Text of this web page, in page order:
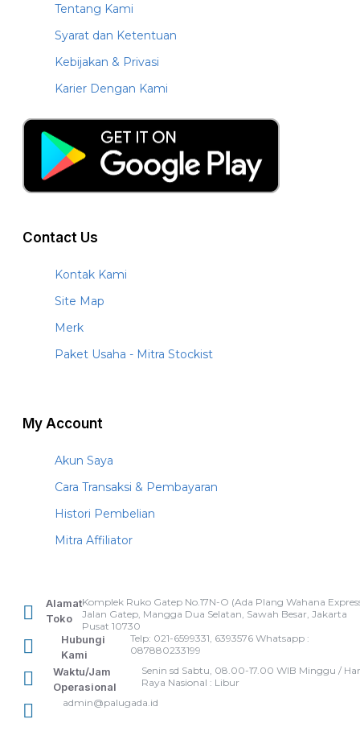
Tentang Kami
Syarat dan Ketentuan
Kebijakan & Privasi
Karier Dengan Kami
Contact Us
Kontak Kami
Site Map
Merk
Paket Usaha - Mitra Stockist
My Account
Akun Saya
Cara Transaksi & Pembayaran
Histori Pembelian
Mitra Affiliator
Alamat
Toko
Komplek Ruko Gatep No.17N-O (Ada Plang Wahana
Jalan Gatep, Mangga Dua Selatan, Sawah Besar, Jakarta
Pusat 10730
Hubungi
Kami
Telp: 021-6599331, 6393576 Whatsapp :
087880233199
Waktu/Jam
Operasional
Senin sd Sabtu, 08.00-17.00 WIB Minggu /
Raya Nasional : Libur
admin@palugada.id